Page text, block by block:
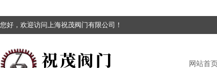
您好，欢迎访问上海祝茂阀门有限公司！
网站首